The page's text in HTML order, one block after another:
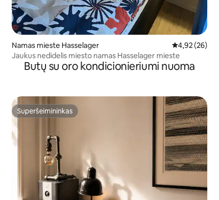
Namas mieste Hasselager Vidutinis
4,92 (26)
Jaukus nedidelis miesto namas Hasselager mieste
Butų su oro kondicionieriumi nuoma
Superšeimininkas
Superšeimininkas